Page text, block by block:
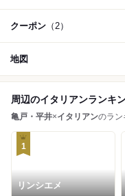
クーポン （2）
地図
周辺のイタリアンランキ
亀戸・平井×イタリアンのラン
1
リンシエメ